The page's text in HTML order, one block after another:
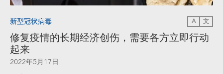
新型冠状病毒 A 文
修复疫情的长期经济创伤，需要各方立即行动
起来
2022年5月17日